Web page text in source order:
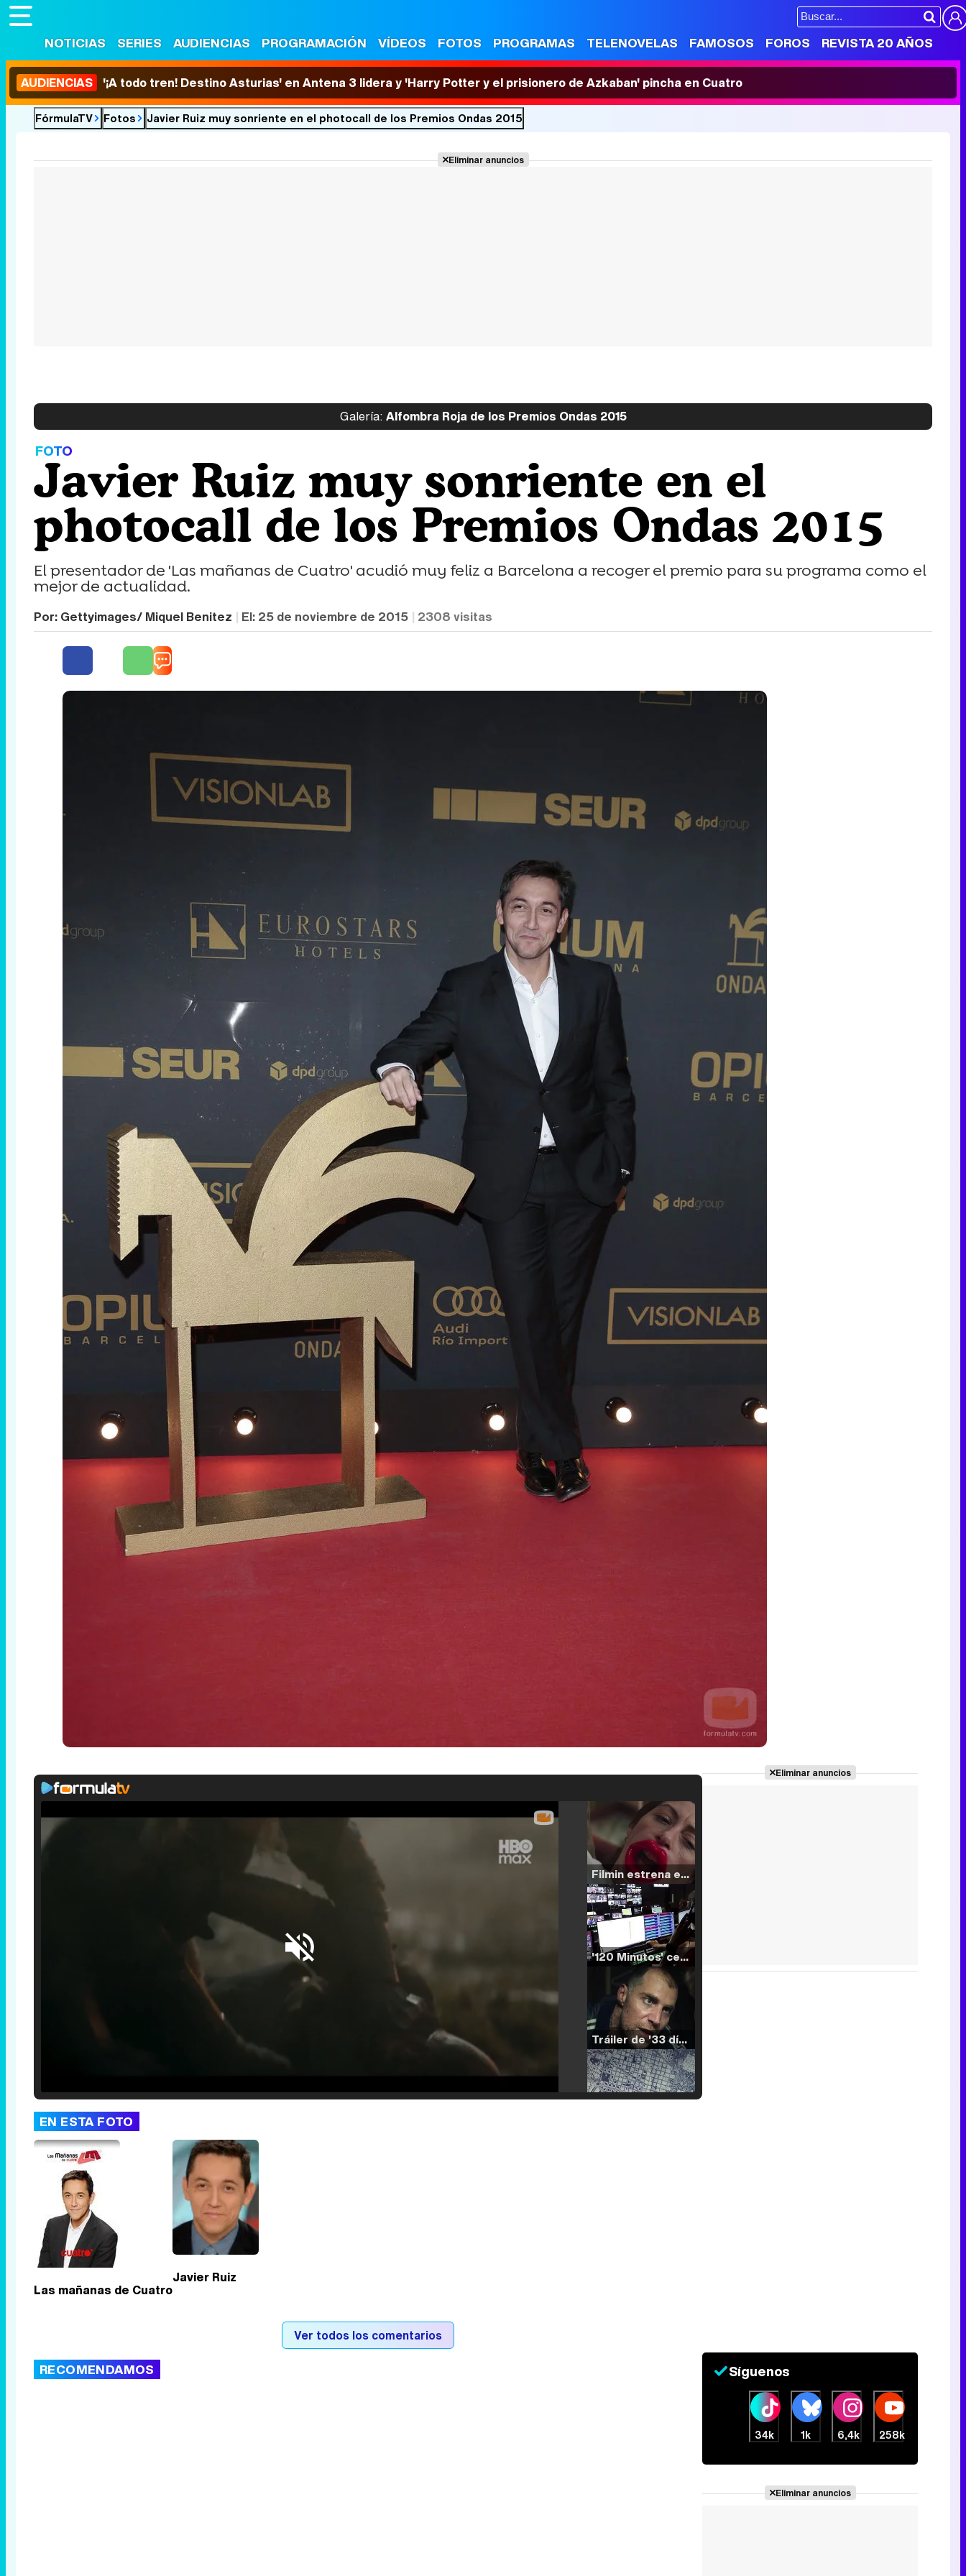
NOTICIAS SERIES AUDIENCIAS PROGRAMACIÓN VÍDEOS FOTOS PROGRAMAS TELENOVELAS FAMOSOS FOROS REVISTA 20 AÑOS
AUDIENCIAS '¡A todo tren! Destino Asturias' en Antena 3 lidera y 'Harry Potter y el prisionero de Azkaban' pincha en Cuatro
FórmulaTV Fotos Javier Ruiz muy sonriente en el photocall de los Premios Ondas 2015
Eliminar anuncios
Galería: Alfombra Roja de los Premios Ondas 2015
FOTO
Javier Ruiz muy sonriente en el
photocall de los Premios Ondas 2015
El presentador de 'Las mañanas de Cuatro' acudió muy feliz a Barcelona a recoger el premio para su programa como el
mejor de actualidad.
Por: Gettyimages/ Miquel Benitez El: 25 de noviembre de 2015 2308 visitas
Filmin estrena el tráiler de 'Millennial Mal', su nueva comedia universitaria de la mano de Lorena Iglesias
'120 Minutos' celebra sus 2.000 programas en Telemadrid con un vídeo del día a día en la redacción
Tráiler de '33 días', la nueva serie de Atresplayer con Julián Villagrán y José Manuel Poga
EN ESTA FOTO
Las mañanas de Cuatro
Javier Ruiz
Ver todos los comentarios
RECOMENDAMOS
Eliminar anuncios
Síguenos
34k 1k 6,4k 258k
Eliminar anuncios